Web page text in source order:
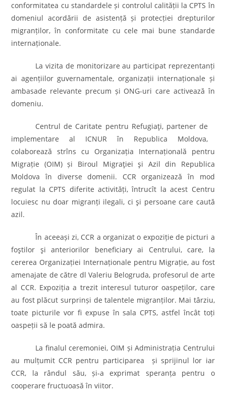
conformitatea cu standardeleși controlul calității la CPTS în
domeniul acordării de asistențăși protecției drepturilor
migranților, în conformitate cu cele mai bune standarde
internaționale.
La vizita de monitorizare au participat reprezentanți
ai agențiilor guvernamentale, organizații internaționale și
ambasade relevante precum și ONG-uri care activează în
domeniu.
Centrul de Caritate pentru Refugiaţi, partener de
implementare al ICNUR în Republica Moldova,
colaborează strîns cu Organizația Internațională pentru
Migrație (OIM)și Biroul Migraţiei şi Azil din Republica
Moldova în diverse domenii. CCR organizează în mod
regulat la CPTS diferite activități, întrucît la acest Centru
locuiesc nu doar migranți ilegali, ci şi persoane care caută
azil.
În aceeași zi, CCR a organizat o expoziție de picturi a
foştilor şi anteriorilor beneficiary ai Centrului, care, la
cererea Organizației Internaționale pentru Migrație, au fost
amenajate de către dl Valeriu Belogruda, profesorul de arte
al CCR. Expoziția a trezit interesul tuturor oaspeților, care
au fost plăcut surprinși de talentele migranților. Mai târziu,
toate picturile vor fi expuse în sala CPTS, astfel încât toți
oaspeții să le poată admira.
La finalul ceremoniei, OIM și Administrația Centrului
au mulțumit CCR pentru participarea și sprijinul lor iar
CCR, la rândul său, și-a exprimat speranța pentru o
cooperare fructuoasă în viitor.